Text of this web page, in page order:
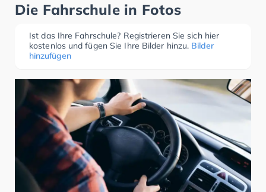
Die Fahrschule in Fotos
Ist das Ihre Fahrschule? Registrieren Sie sich hier
kostenlos und fügen Sie Ihre Bilder hinzu. Bilder
hinzufügen